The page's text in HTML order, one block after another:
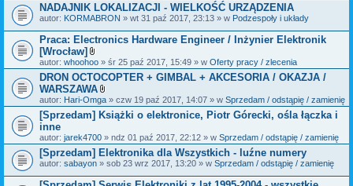
NADAJNIK LOKALIZACJI - WIELKOŚĆ URZĄDZENIA
autor: KORMABRON » wt 31 paź 2017, 23:13 » w Podzespoły i układy
Praca: Electronics Hardware Engineer / Inżynier Elektronik
[Wrocław]
Z
a
ł
ą
c
z
k
i
autor: whoohoo » śr 25 paź 2017, 15:49 » w Oferty pracy / zlecenia
DRON OCTOCOPTER + GIMBAL + AKCESORIA / OKAZJA /
WARSZAWA
Z
a
ł
c
z
n
i
i
autor: Hari-Omga » czw 19 paź 2017, 14:07 » w Sprzedam / odstąpię / zamienię
[Sprzedam] Książki o elektronice, Piotr Górecki, ośla łączka i
inne
autor: jarek4700 » ndz 01 paź 2017, 22:12 » w Sprzedam / odstąpię / zamienię
[Sprzedam] Elektronika dla Wszystkich - luźne numery
autor: sabayon » sob 23 wrz 2017, 13:20 » w Sprzedam / odstąpię / zamienię